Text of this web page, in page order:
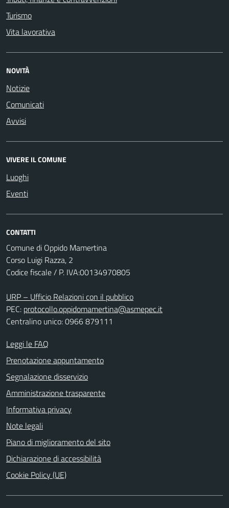
Turismo
Vita lavorativa
NOVITÀ
Notizie
Comunicati
Avvisi
VIVERE IL COMUNE
Luoghi
Eventi
CONTATTI
Comune di Oppido Mamertina
Corso Luigi Razza, 2
Codice fiscale / P. IVA:00134970805
URP – Ufficio Relazioni con il pubblico
PEC: protocollo.oppidomamertina@asmepec.it
Centralino unico: 0966 879111
Leggi le FAQ
Prenotazione appuntamento
Segnalazione disservizio
Amministrazione trasparente
Informativa privacy
Note legali
Piano di miglioramento del sito
Dichiarazione di accessibilità
Cookie Policy (UE)